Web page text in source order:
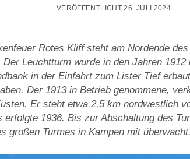
VERÖFFENTLICHT 26. JULI 2024
Rotes Kliff steht am Nordende
Leuchtturm wurde in den Jahren
in der Einfahrt zum Lister Tief
Der 1913 in Betrieb genommene,
Er steht etwa 2,5 km nordwestlich
1936. Bis zur Abschaltung des
großen Turmes in Kampen mit